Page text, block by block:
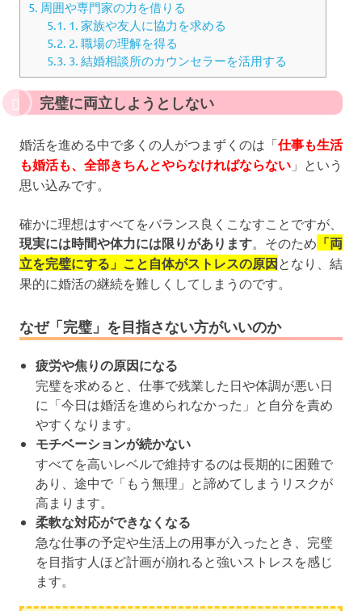
5. 周囲や専門家の力を借りる
5.1. 1. 家族や友人に協力を求める
5.2. 2. 職場の理解を得る
5.3. 3. 結婚相談所のカウンセラーを活用する
完璧に両立しようとしない
婚活を進める中で多くの人がつまずくのは「仕事も生活
も婚活も、全部きちんとやらなければならない 」という
思い込みです。
確かに理想はすべてをバランス良くこなすことですが、
現実には時間や体力には限りがあります 。そのため 「両
立を完璧にする」こと自体がストレスの原因 となり、結
果的に婚活の継続を難しくしてしまうのです。
なぜ「完璧」を目指さない方がいいのか
疲労や焦りの原因になる
完璧を求めると、仕事で残業した日や体調が悪い日
に「今日は婚活を進められなかった」と自分を責め
やすくなります。
モチベーションが続かない
すべてを高いレベルで維持するのは長期的に困難で
あり、途中で「もう無理」と諦めてしまうリスクが
高まります。
柔軟な対応ができなくなる
急な仕事の予定や生活上の用事が入ったとき、完璧
を目指す人ほど計画が崩れると強いストレスを感じ
ます。